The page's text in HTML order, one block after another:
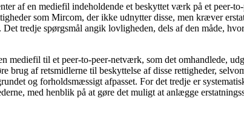
af en mediefil indeholdende et beskyttet værk på et peer-
som Mircom, der ikke udnytter disse, men kræver
tredje spørgsmål angik lovligheden, dels af den måde,
mediefil til et peer-to-peer-netværk, som det omhandlede,
brug af retsmidlerne til beskyttelse af disse rettigheder,
og forholdsmæssigt afpasset. For det tredje er
med henblik på at gøre det muligt at anlægge